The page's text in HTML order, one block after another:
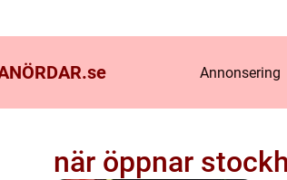
se Annonsering
när öppnar